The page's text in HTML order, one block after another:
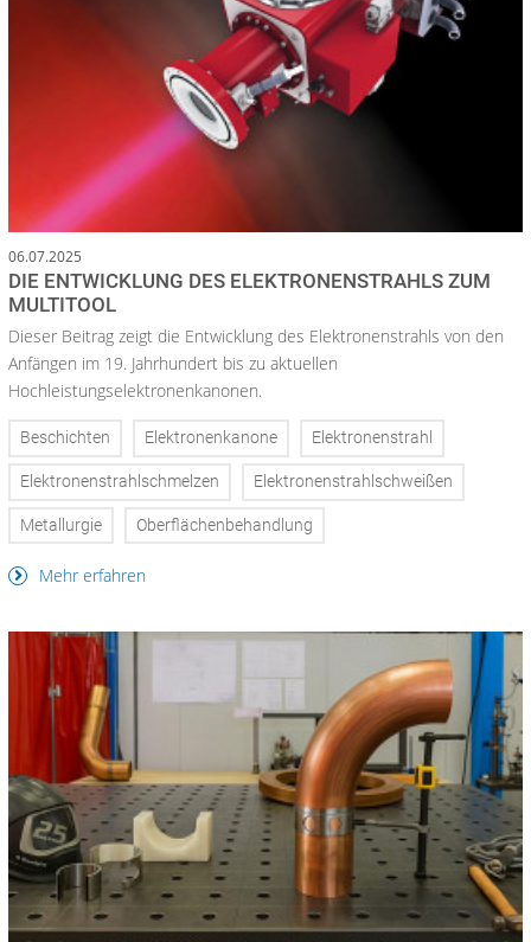
06.07.2025
DIE ENTWICKLUNG DES ELEKTRONENSTRAHLS ZUM
MULTITOOL
Dieser Beitrag zeigt die Entwicklung des Elektronenstrahls von den
Anfängen im 19. Jahrhundert bis zu aktuellen
Hochleistungselektronenkanonen.
Beschichten Elektronenkanone Elektronenstrahl
Elektronenstrahlschmelzen Elektronenstrahlschweißen
Metallurgie Oberflächenbehandlung
Mehr erfahren